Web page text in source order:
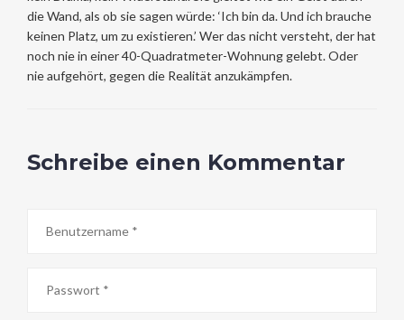
die Wand, als ob sie sagen würde: ‘Ich bin da. Und ich brauche
keinen Platz, um zu existieren.’ Wer das nicht versteht, der hat
noch nie in einer 40-Quadratmeter-Wohnung gelebt. Oder
nie aufgehört, gegen die Realität anzukämpfen.
Schreibe einen Kommentar